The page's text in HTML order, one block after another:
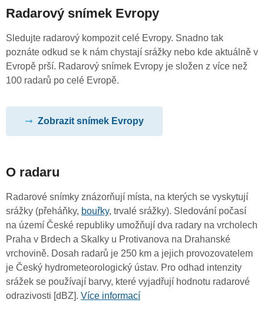
Radarový snímek Evropy
Sledujte radarový kompozit celé Evropy. Snadno tak
poznáte odkud se k nám chystají srážky nebo kde aktuálně v
Evropě prší. Radarový snímek Evropy je složen z více než
100 radarů po celé Evropě.
Zobrazit snímek Evropy
O radaru
Radarové snímky znázorňují místa, na kterých se vyskytují
srážky (přeháňky, bouřky, trvalé srážky). Sledování počasí
na území České republiky umožňují dva radary na vrcholech
Praha v Brdech a Skalky u Protivanova na Drahanské
vrchovině. Dosah radarů je 250 km a jejich provozovatelem
je Český hydrometeorologický ústav. Pro odhad intenzity
srážek se používají barvy, které vyjadřují hodnotu radarové
odrazivosti [dBZ]. Více informací